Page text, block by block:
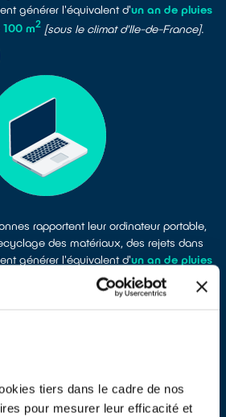
tiers dans le cadre de nos
pour mesurer leur efficacité et
générer l'équivalent d'un an de pluies
m2 [sous le climat d'Ile-de-France].
rapportent leur ordinateur portable,
des matériaux, des rejets dans
générer l'équivalent d'un an de pluies
m2
[sous le climat d'Ile-de-France]